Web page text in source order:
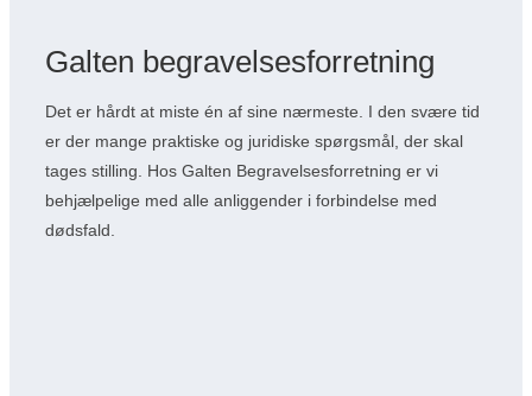
Galten begravelsesforretning
Det er hårdt at miste én af sine nærmeste. I den svære tid
er der mange praktiske og juridiske spørgsmål, der skal
tages stilling. Hos Galten Begravelsesforretning er vi
behjælpelige med alle anliggender i forbindelse med
dødsfald.